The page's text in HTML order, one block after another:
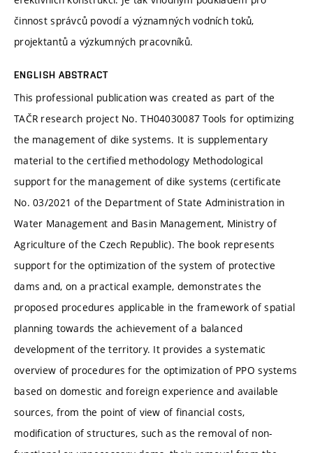
činnost správců povodí a významných vodních toků,
projektantů a výzkumných pracovníků.
ENGLISH ABSTRACT
This professional publication was created as part of the
TAČR research project No. TH04030087 Tools for optimizing
the management of dike systems. It is supplementary
material to the certified methodology Methodological
support for the management of dike systems (certificate
No. 03/2021 of the Department of State Administration in
Water Management and Basin Management, Ministry of
Agriculture of the Czech Republic). The book represents
support for the optimization of the system of protective
dams and, on a practical example, demonstrates the
proposed procedures applicable in the framework of spatial
planning towards the achievement of a balanced
development of the territory. It provides a systematic
overview of procedures for the optimization of PPO systems
based on domestic and foreign experience and available
sources, from the point of view of financial costs,
modification of structures, such as the removal of non-